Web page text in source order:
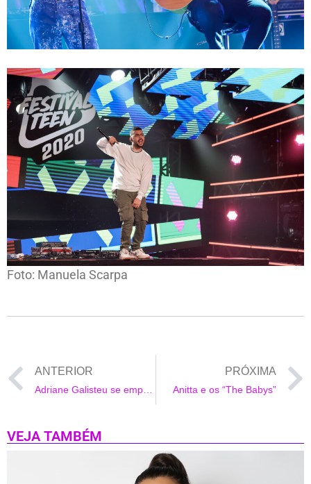
Foto: Manuela Scarpa
ANTERIOR PRÓXIMA
Anitta e os “The Babys”
VEJA TAMBÉM